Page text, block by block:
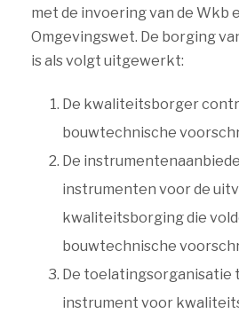
met de invoering van de Wkb
Omgevingswet. De borging
is als volgt uitgewerkt:
De kwaliteitsborger
bouwtechnische
De
instrumenten voor de
kwaliteitsborging die
bouwtechnische
De toelatingsorganisatie
instrument voor